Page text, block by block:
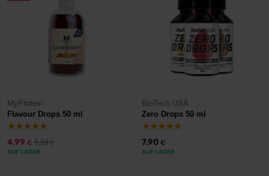
MyProtein
Flavour Drops 50 ml
4,99 € 5,29€
AUF LAGER
BioTech USA
Zero Drops 50 ml
7,90 €
AUF LAGER